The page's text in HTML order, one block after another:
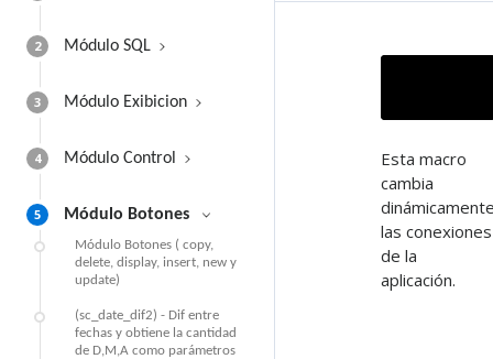
2 Módulo SQL
3 Módulo Exibicion
4 Módulo Control
5 Módulo Botones
Módulo Botones ( copy,
delete, display, insert, new y
update)
(sc_date_dif2) - Dif entre
fechas y obtiene la cantidad
de D,M,A como parámetros
Esta macro
cambia
las conexiones
de la
aplicación.